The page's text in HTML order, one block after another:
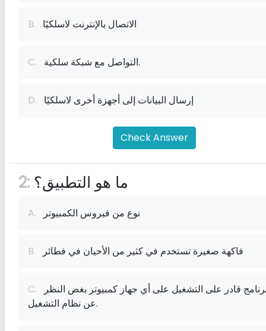
أسئلة الحاسوب والتقنية باللغات العربية
B. الاتصال بالإنترنت لاسلكيًا
C. التواصل مع شبكة سلكية.
D. إرسال البيانات إلى أجهزة أخرى لاسلكيًا
Check Answer
2: ما هو التطبيق؟
A. نوع من فيروس الكمبيوتر
B. فاكهة صغيرة تستخدم في كثير من الأحيان في فطائر
C.
عن نظام التشغيل.